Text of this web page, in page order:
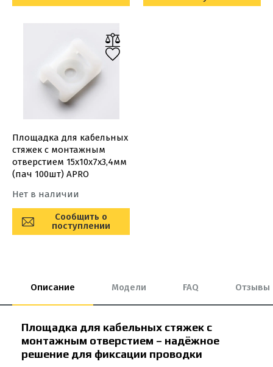
Площадка для кабельных
стяжек с монтажным
отверстием 15x10x7x3,4мм
(пач 100шт) APRO
Нет в наличии
Сообщить о
поступлении
Описание Модели FAQ Отзывы
Площадка для кабельных стяжек с
монтажным отверстием – надёжное
решение для фиксации проводки